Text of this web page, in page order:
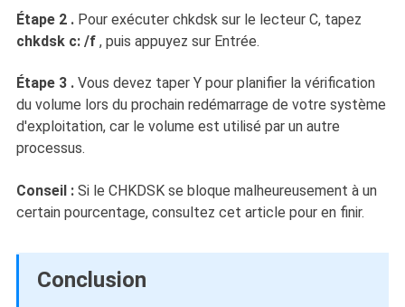
Étape 2 .Pour exécuter chkdsk sur le lecteur C, tapez
chkdsk c: /f, puis appuyez sur Entrée.
Étape 3 .Vous devez taper Y pour planifier la vérification
du volume lors du prochain redémarrage de votre système
d'exploitation, car le volume est utilisé par un autre
processus.
Conseil :Si le CHKDSK se bloque malheureusement à un
certain pourcentage, consultez cet article pour en finir.
Conclusion